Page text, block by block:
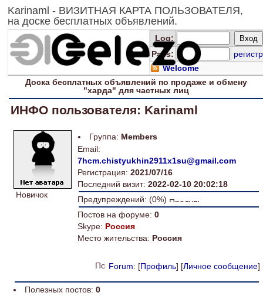
Karinaml - ВИЗИТНАЯ КАРТА ПОЛЬЗОВАТЕЛЯ,
на доске бесплатных объявлений.
Log:
Pass:
регистр
Welcome
Доскабесплатных объявлений по продаже и обмену
"харда" длячастных лиц
ИНФО пользователя: Karinaml
Новичок
Группа: Members
Email:
7hcm.chistyukhin2911x1su@gmail.com
Регистрация: 2021/07/16
Последний визит: 2022-02-10 20:02:18
Предупреждений: (0%)
Постов на форуме: 0
Skype: Россия
Место жительства: Россия
Forum: [Профиль] [Личное сообщение]
Полезных постов: 0